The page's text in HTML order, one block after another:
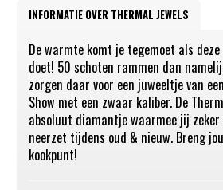
INFORMATIE OVER THERMAL JEWELS
De warmte komt je tegemoet als
doet! 50 schoten rammen dan
zorgen daar voor een juweeltje van
Show met een zwaar kaliber. De
absoluut diamantje waarmee jij
neerzet tijdens oud & nieuw. Breng
kookpunt!